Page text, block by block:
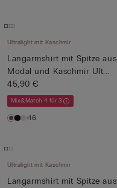
Ultralight mit Kaschmir
Langarmshirt mit Spitze aus
Modal und Kaschmir Ult...
45,90 €
Mix&Match 4 für 3
+16
Ultralight mit Kaschmir
Langarmshirt mit Spitze aus